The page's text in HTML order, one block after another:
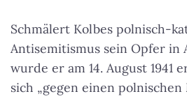
Schmälert Kolbes polnisch-
Antisemitismus sein Opfer in
wurde er am 14. August 1941
sich „gegen einen